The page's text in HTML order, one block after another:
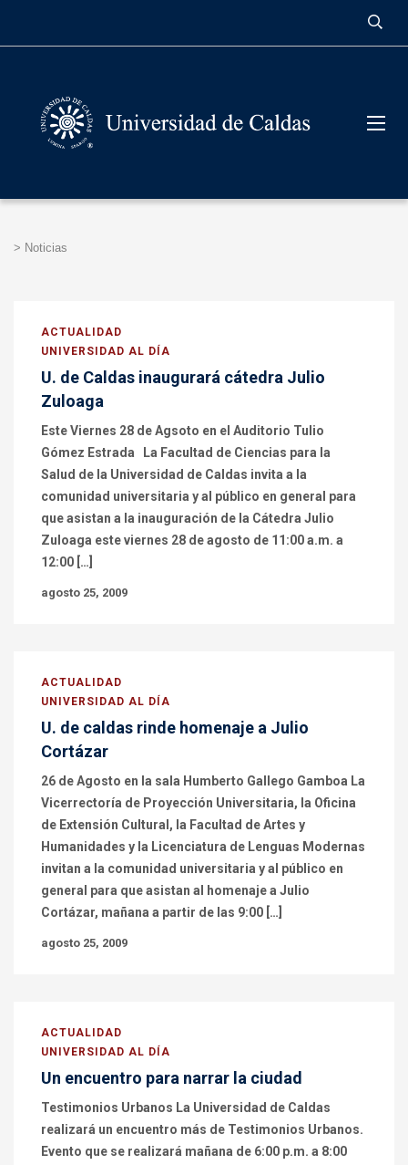
> Noticias
ACTUALIDAD
UNIVERSIDAD AL DÍA
U. de Caldas inaugurará cátedra Julio
Zuloaga
Este Viernes 28 de Agsoto en el Auditorio Tulio
Gómez Estrada La Facultad de Ciencias para la
Salud de la Universidad de Caldas invita a la
comunidad universitaria y al público en general para
que asistan a la inauguración de la Cátedra Julio
Zuloaga este viernes 28 de agosto de 11:00 a.m. a
12:00 […]
agosto 25, 2009
ACTUALIDAD
UNIVERSIDAD AL DÍA
U. de caldas rinde homenaje a Julio
Cortázar
26 de Agosto en la sala Humberto Gallego Gamboa La
Vicerrectoría de Proyección Universitaria, la Oficina
de Extensión Cultural, la Facultad de Artes y
Humanidades y la Licenciatura de Lenguas Modernas
invitan a la comunidad universitaria y al público en
general para que asistan al homenaje a Julio
Cortázar, mañana a partir de las 9:00 […]
agosto 25, 2009
ACTUALIDAD
UNIVERSIDAD AL DÍA
Un encuentro para narrar la ciudad
Testimonios Urbanos La Universidad de Caldas
realizará un encuentro más de Testimonios Urbanos.
Evento que se realizará mañana de 6:00 p.m. a 8:00